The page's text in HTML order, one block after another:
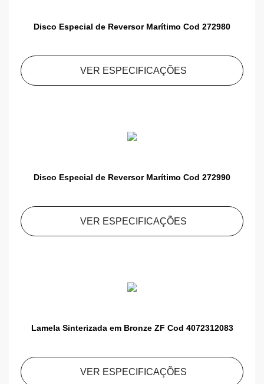
Disco Especial de Reversor Marítimo Cod 272980
VER ESPECIFICAÇÕES
Disco Especial de Reversor Marítimo Cod 272990
VER ESPECIFICAÇÕES
Lamela Sinterizada em Bronze ZF Cod 4072312083
VER ESPECIFICAÇÕES